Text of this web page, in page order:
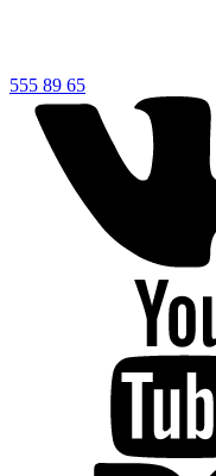
555 89 65